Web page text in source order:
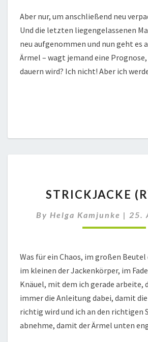
Aber nur, um anschließend neu
Und die letzten liegengelassenen
neu aufgenommen und nun geht es
Ärmel – wagt jemand eine
dauern wird? Ich nicht! Aber ich
(RVO)
STRICKJACKE
By Helga Kamjunke | 25.
Was für ein Chaos, im großen
im kleinen der Jackenkörper, im
Knäuel, mit dem ich gerade arbeite,
immer die Anleitung dabei, damit
richtig wird und ich an den richtigen
abnehme, damit der Ärmel unten